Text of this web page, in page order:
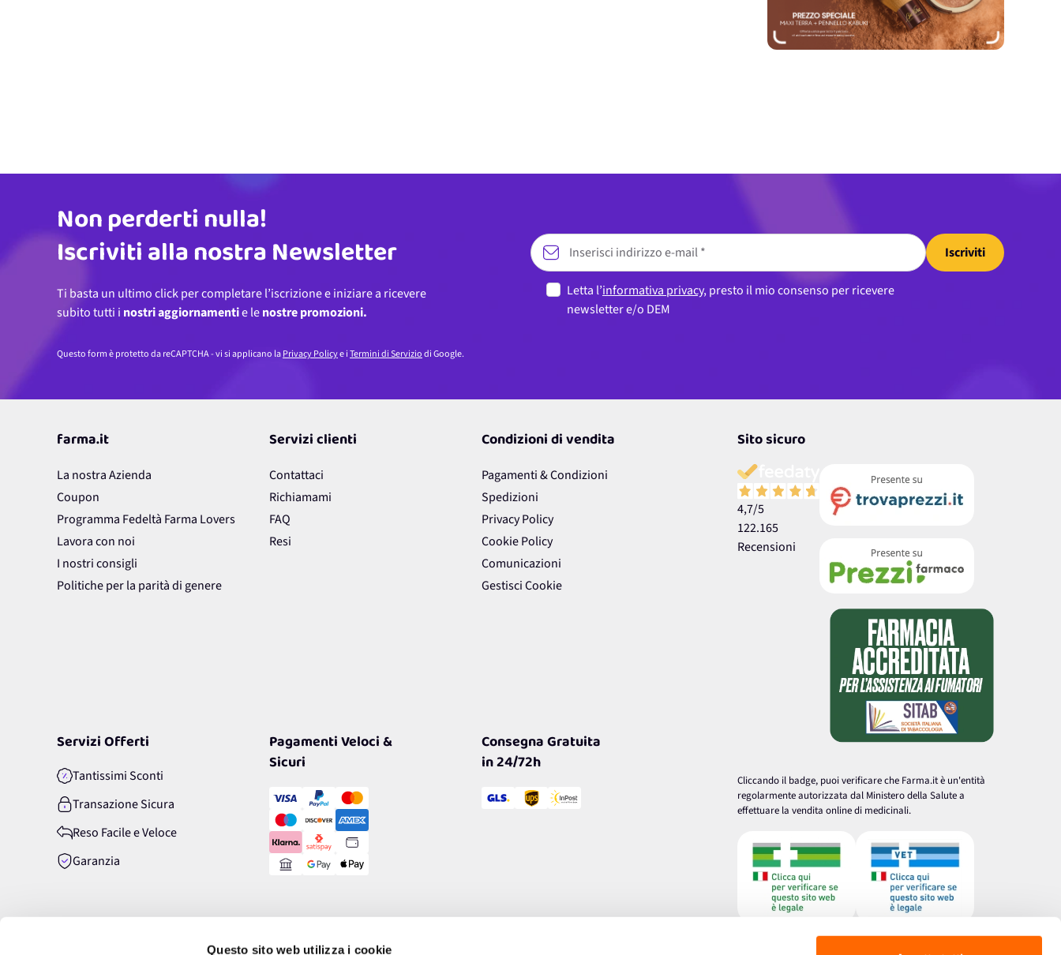
Questo sito web utilizza i cookie
Indirizzo email
Non perderti nulla!
Iscriviti alla nostra Newsletter
Ti basta un ultimo click per completare l’iscrizione e iniziare a ricevere
subito tutti i nostri aggiornamentie lenostre promozioni.
Iscriviti
Letta l’informativa privacy, presto il mio consenso per ricevere
newsletter e/o DEM
Questo form è protetto da reCAPTCHA - vi si applicano laPrivacy Policye iTermini di Serviziodi Google.
farma.it
La nostra Azienda
Coupon
Programma Fedeltà Farma Lovers
Lavora con noi
I nostri consigli
Politiche per la parità di genere
Servizi clienti
Contattaci
Richiamami
FAQ
Resi
Condizioni di vendita
Pagamenti & Condizioni
Spedizioni
Privacy Policy
Cookie Policy
Comunicazioni
Gestisci Cookie
Servizi Offerti
Tantissimi Sconti
Transazione Sicura
Reso Facile e Veloce
Garanzia
Pagamenti Veloci &
Sicuri
Consegna Gratuita
in 24/72h
Sito sicuro
4,7/5
122.165
Recensioni
Cliccando il badge, puoi verificare che Farma.it è un'entità
regolarmente autorizzata dal Ministero della Salute a
effettuare la vendita online di medicinali.